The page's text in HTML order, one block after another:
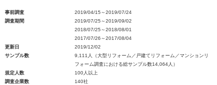
事前調査
2019/04/15～2019/07/24
調査期間
2019/07/25～2019/09/02
2018/07/25～2018/08/01
2017/07/26～2017/08/04
更新日
2019/12/02
サンプル数
9,111人（大型リフォーム／戸建てリフォーム／マンションリ
フォーム調査における総サンプル数14,064人）
規定人数
100人以上
調査企業数
140社